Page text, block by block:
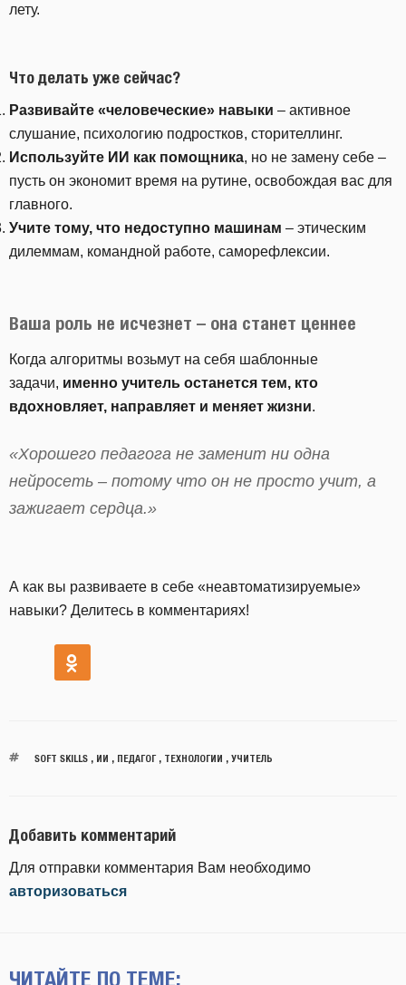
лету.
Что делать уже сейчас?
Развивайте «человеческие» навыки – активное
слушание, психологию подростков, сторителлинг.
Используйте ИИ как помощника, но не замену себе –
пусть он экономит время на рутине, освобождая вас для
главного.
Учите тому, что недоступно машинам – этическим
дилеммам, командной работе, саморефлексии.
Ваша роль не исчезнет – она станет ценнее
Когда алгоритмы возьмут на себя шаблонные
задачи, именно учитель останется тем, кто
вдохновляет, направляет и меняет жизни.
«Хорошего педагога не заменит ни одна
нейросеть – потому что он не просто учит, а
зажигает сердца.»
А как вы развиваете в себе «неавтоматизируемые»
навыки? Делитесь в комментариях!
SOFT SKILLS, ИИ , ПЕДАГОГ, ТЕХНОЛОГИИ , УЧИТЕЛЬ
Добавить комментарий
Для отправки комментария Вам необходимо
авторизоваться
ЧИТАЙТЕ ПО ТЕМЕ: